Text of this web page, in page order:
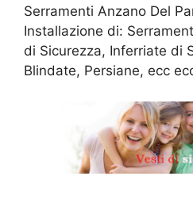
Serramenti Anzano Del
Installazione di:
di Sicurezza, Inferriate di
Blindate, Persiane, ecc